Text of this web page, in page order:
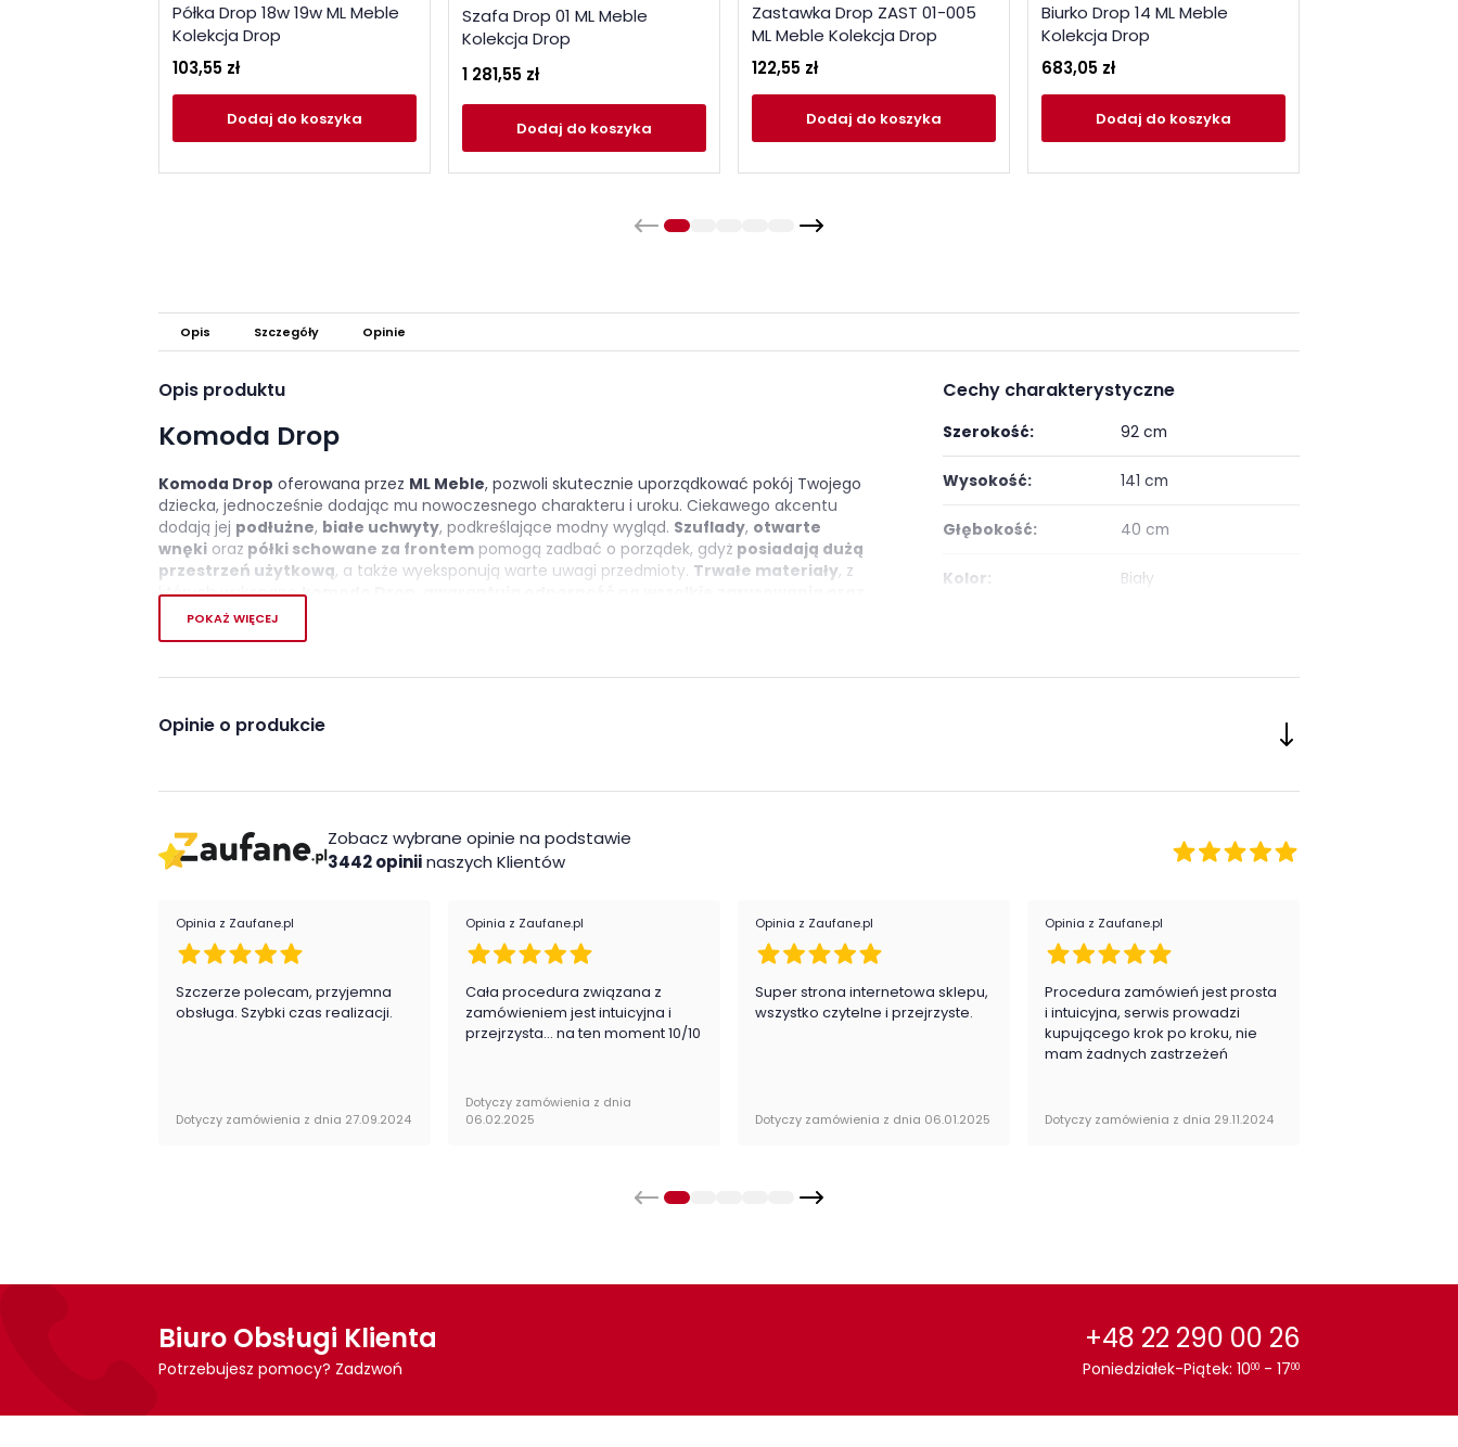
Półka Drop 18w 19w ML Meble
Kolekcja Drop
103,55 zł
Dodaj do koszyka
Szafa Drop 01 ML Meble
Kolekcja Drop
1 281,55 zł
Dodaj do koszyka
Zastawka Drop ZAST 01-005
ML Meble Kolekcja Drop
122,55 zł
Dodaj do koszyka
Biurko Drop 14 ML Meble
Kolekcja Drop
683,05 zł
Dodaj do koszyka
Opis Szczegóły Opinie
Opis produktu
Komoda Drop
Komoda Drop oferowana przez ML Meble, pozwoli skutecznie uporządkować pokój Twojego
dziecka, jednocześnie dodając mu nowoczesnego charakteru i uroku. Ciekawego akcentu
dodają jej podłużne, białe uchwyty, podkreślające modny wygląd. Szuflady, otwarte
wnęki oraz półki schowane za frontem pomogą zadbać o porządek, gdyż posiadają dużą
przestrzeń użytkową, a także wyeksponują warte uwagi przedmioty. Trwałe materiały, z
których wykonanokomodę Drop
uszkodzenia. Komoda Drop do pokoju młodzieżowego to zdecydowanie dobry wybór!
za pełnym frontem dwie półki
Wykonanie
Płyta meblowa
Komoda Drop firmy ML Meble jest oryginalnie zapakowana w paczkach wraz z instrukcją
obsługi do samodzielnego montażu.
Cechy charakterystyczne
Szerokość: 92 cm
Wysokość: 141 cm
Głębokość: 40 cm
Kolor: Biały
Ilość półek: 4
nowoczesny
Pokój: Pokój dziecka
Komody, regały, witryny
i półki
Kolor / wzór : Wielokolorowy
POKAŻ WIĘCEJ
Opinie o produkcie
Zobacz wybrane opinie na podstawie
3442 opiniinaszych Klientów
Opinia z Zaufane.pl
Szczerze polecam, przyjemna
obsługa. Szybki czas realizacji.
Dotyczy zamówienia z dnia 27.09.2024
Opinia z Zaufane.pl
Cała procedura związana z
zamówieniem jest intuicyjna i
przejrzysta... na ten moment 10/10
Dotyczy zamówienia z dnia
06.02.2025
Opinia z Zaufane.pl
Super strona internetowa sklepu,
wszystko czytelne i przejrzyste.
Dotyczy zamówienia z dnia 06.01.2025
Opinia z Zaufane.pl
Procedura zamówień jest prosta
i intuicyjna, serwis prowadzi
kupującego krok po kroku, nie
mam żadnych zastrzeżeń
Dotyczy zamówienia z dnia 29.11.2024
Biuro Obsługi Klienta
Potrzebujesz pomocy? Zadzwoń
+48 22 290 00 26
Poniedziałek-Piątek: 1000 - 1700